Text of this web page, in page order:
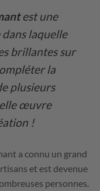
est une
dans laquelle
brillantes sur
la
plusieurs
œuvre
!
a connu un grand
et est devenue
personnes.